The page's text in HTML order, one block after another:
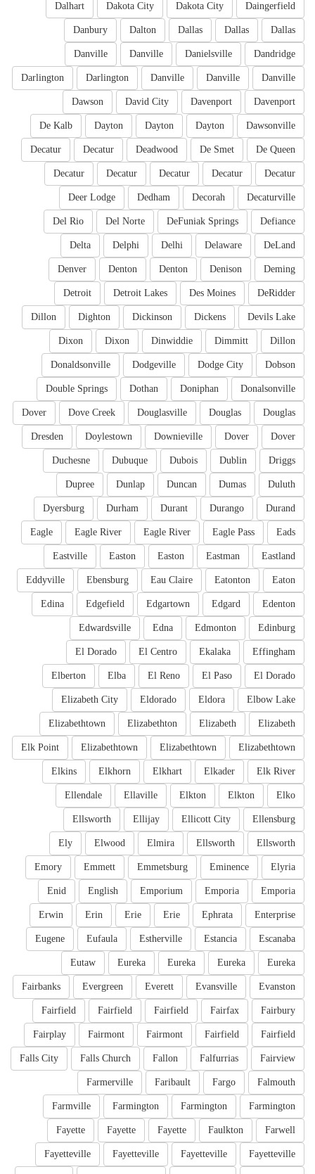
Daingerfield
Dakota City
Dakota City
Dalhart
Dallas
Dallas
Dallas
Dalton
Danbury
Dandridge
Danielsville
Danville
Danville
Danville
Danville
Danville
Darlington
Darlington
Davenport
Davenport
David City
Dawson
Dawsonville
Dayton
Dayton
Dayton
De Kalb
De Queen
De Smet
Deadwood
Decatur
Decatur
Decatur
Decatur
Decatur
Decatur
Decatur
Decaturville
Decorah
Dedham
Deer Lodge
Defiance
DeFuniak Springs
Del Norte
Del Rio
DeLand
Delaware
Delhi
Delphi
Delta
Deming
Denison
Denton
Denton
Denver
DeRidder
Des Moines
Detroit Lakes
Detroit
Devils Lake
Dickens
Dickinson
Dighton
Dillon
Dillon
Dimmitt
Dinwiddie
Dixon
Dixon
Dobson
Dodge City
Dodgeville
Donaldsonville
Donalsonville
Doniphan
Dothan
Double Springs
Douglas
Douglas
Douglasville
Dove Creek
Dover
Dover
Dover
Downieville
Doylestown
Dresden
Driggs
Dublin
Dubois
Dubuque
Duchesne
Duluth
Dumas
Duncan
Dunlap
Dupree
Durand
Durango
Durant
Durham
Dyersburg
Eads
Eagle Pass
Eagle River
Eagle River
Eagle
Eastland
Eastman
Easton
Easton
Eastville
Eaton
Eatonton
Eau Claire
Ebensburg
Eddyville
Edenton
Edgard
Edgartown
Edgefield
Edina
Edinburg
Edmonton
Edna
Edwardsville
Effingham
Ekalaka
El Centro
El Dorado
El Dorado
El Paso
El Reno
Elba
Elberton
Elbow Lake
Eldora
Eldorado
Elizabeth City
Elizabeth
Elizabeth
Elizabethton
Elizabethtown
Elizabethtown
Elizabethtown
Elizabethtown
Elk Point
Elk River
Elkader
Elkhart
Elkhorn
Elkins
Elko
Elkton
Elkton
Ellaville
Ellendale
Ellensburg
Ellicott City
Ellijay
Ellsworth
Ellsworth
Ellsworth
Elmira
Elwood
Ely
Elyria
Eminence
Emmetsburg
Emmett
Emory
Emporia
Emporia
Emporium
English
Enid
Enterprise
Ephrata
Erie
Erie
Erin
Erwin
Escanaba
Estancia
Estherville
Eufaula
Eugene
Eureka
Eureka
Eureka
Eureka
Eutaw
Evanston
Evansville
Everett
Evergreen
Fairbanks
Fairbury
Fairfax
Fairfield
Fairfield
Fairfield
Fairfield
Fairfield
Fairmont
Fairmont
Fairplay
Fairview
Falfurrias
Fallon
Falls Church
Falls City
Falmouth
Fargo
Faribault
Farmerville
Farmington
Farmington
Farmington
Farmville
Farwell
Faulkton
Fayette
Fayette
Fayette
Fayetteville
Fayetteville
Fayetteville
Fayetteville